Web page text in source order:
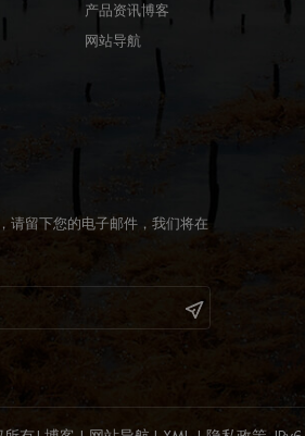
产品资讯博客
网站导航
请留下您的电子邮件，我们将在